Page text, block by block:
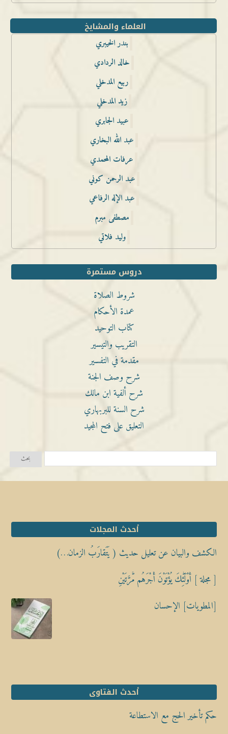
العلماء والمشايخ
بندر الخيبري
خالد الردادي
ربيع المدخلي
زيد المدخلي
عبيد الجابري
عبد الله البخاري
عرفات المحمدي
عبد الرحمن كوني
عبد الإله الرفاعي
مصطفى مبرم
وليد فلاتي
دروس مستمرة
شروط الصلاة
عمدة الأحكام
كتاب التوحيد
التقريب والتيسير
مقدمة في التفسير
شرح وصف الجنة
شرح ألفية ابن مالك
شرح السنة للبربهاري
التعليق على فتح المجيد
أحدث المجلات
الكشف والبيان عن تعليل حديث ( يَتَقارَبُ الزمان…)
[ مجلة ] أُوْلَٰٓئِكَ يُؤْتَوْنَ أَجْرَهُم مَّرَّتَيْنِ
[المطويات] الإحسان
أحدث الفتاوى
حكم تأخير الحج مع الاستطاعة